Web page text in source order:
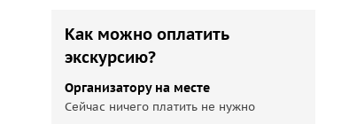
Как можно оплатить
экскурсию?
Организатору на месте
Сейчас ничего платить не нужно